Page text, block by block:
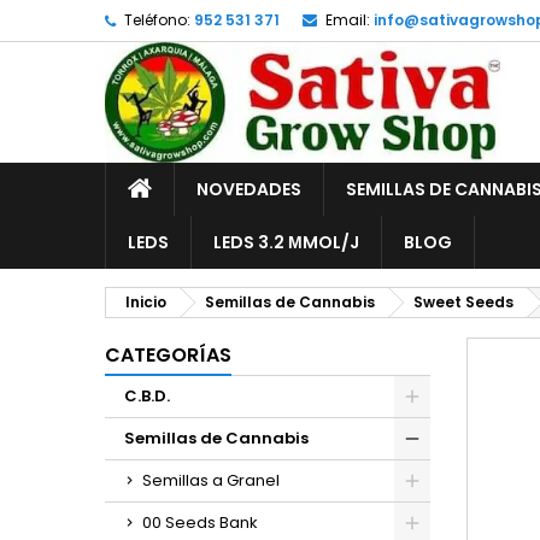
Teléfono: 952 531 371 Email:
INICIONOVEDADES SEMILLAS DE CANNABIS
LEDS LEDS 3.2 ΜMOL/J BLOG
Inicio Semillas de Cannabis Sweet Seeds
CATEGORÍAS
C.B.D.
Semillas de Cannabis
Semillas a Granel
00 Seeds Bank